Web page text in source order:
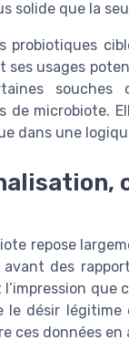
solide que la
probiotiques
ses usages
de microbiote.
dans une
repose
des
désir légitime
ces données en